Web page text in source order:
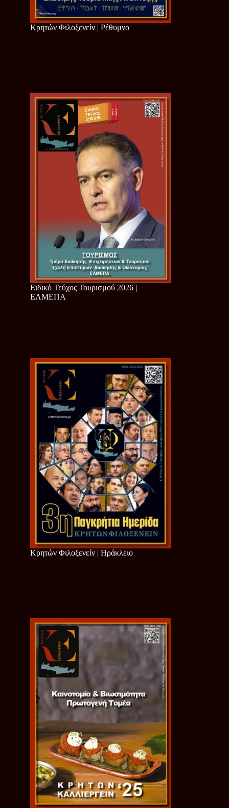
Κρητών Φιλοξενείν | Ρέθυμνο
Ειδικό Τεύχος Τουρισμού 2026 |
ΕΛΜΕΠΑ
Κρητών Φιλοξενείν | Ηράκλειο